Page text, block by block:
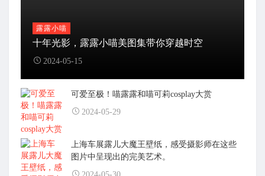
露露小喵
十年光影，露露小喵美图集带你穿越时空
2024-05-15
可爱至极！喵露露和喵可莉cosplay大赏
2024-05-29
上海车展露儿大魔王壁纸，感受摄影师在这些
图片中呈现出的完美艺术。